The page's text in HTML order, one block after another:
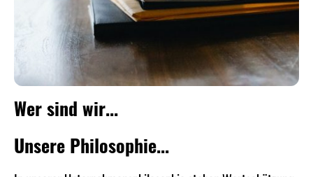
Wer sind wir...
Unsere Philosophie...